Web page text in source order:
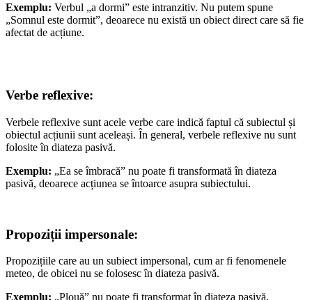
Exemplu: Verbul „a dormi” este intranzitiv. Nu putem spune
„Somnul este dormit”, deoarece nu există un obiect direct care să fie
afectat de acțiune.
Verbe reflexive:
Verbele reflexive sunt acele verbe care indică faptul că subiectul și
obiectul acțiunii sunt aceleași. În general, verbele reflexive nu sunt
folosite în diateza pasivă.
Exemplu: „Ea se îmbracă” nu poate fi transformată în diateza
pasivă, deoarece acțiunea se întoarce asupra subiectului.
Propoziții impersonale:
Propozițiile care au un subiect impersonal, cum ar fi fenomenele
meteo, de obicei nu se folosesc în diateza pasivă.
Exemplu: „Plouă” nu poate fi transformat în diateza pasivă,